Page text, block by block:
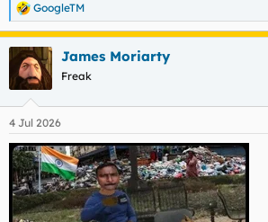
R
e
c
c
e
s
:
GoogleTM
James Moriarty
Freak
4 Jul 2026